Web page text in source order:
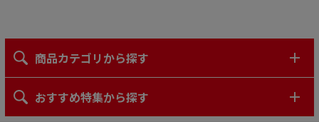
商品カテゴリから探す
おすすめ特集から探す